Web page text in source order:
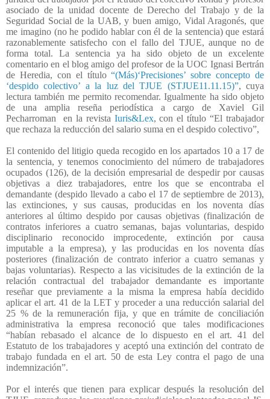
asociado de la unidad docente de Derecho del Trabajo y de la
Seguridad Social de la UAB, y buen amigo, Vidal Aragonés, que
me imagino (no he podido hablar con él de la sentencia) que estará
razonablemente satisfecho con el fallo del TJUE, aunque no de
forma total. La sentencia ya ha sido objeto de un excelente
comentario en el blog amigo del profesor de la UOC Ignasi Bertrán
de Heredia, con el título“(Más)‘Precisiones’ sobre concepto de
‘despido colectivo’ a la luz del TJUE (STJUE11.11.15)”, cuya
lectura también me permito recomendar. Igualmente ha sido objeto
de una amplia reseña periodística a cargo de Xaviel Gil
Pecharroman
en la revista Iuris&Lex, con el título “El trabajador
que rechaza la reducción del salario suma en el despido colectivo”,
El contenido del litigio queda recogido en los apartados 10 a 17 de
la sentencia, y tenemos conocimiento del número de trabajadores
ocupados (126), de la decisión empresarial de despedir por causas
objetivas a diez trabajadores, entre los que se encontraba el
demandante (despido llevado a cabo el 17 de septiembre de 2013),
las extinciones, y sus causas, producidas en los noventa días
anteriores al último despido por causas objetivas (finalización de
contratos inferiores a cuatro semanas, bajas voluntarias, despido
disciplinario reconocido improcedente, extinción por causa
imputable a la empresa), y las producidas en los noventa días
posteriores (finalización de contrato inferior a cuatro semanas y
bajas voluntarias). Respecto a las vicisitudes de la extinción de la
relación contractual del trabajador demandante es importante
reseñar que previamente a la misma la empresa había decidido
aplicar el art. 41 de la LET y proceder a una reducción salarial del
25 % de la remuneración fija, y que en trámite de conciliación
administrativa la empresa reconoció que tales modificaciones
“habían rebasado el alcance de lo dispuesto en el art. 41 del
Estatuto de los trabajadores y aceptó una extinción del contrato de
trabajo fundada en el art. 50 de esta Ley contra el pago de una
indemnización”.
Por el interés que tienen para explicar después la resolución del